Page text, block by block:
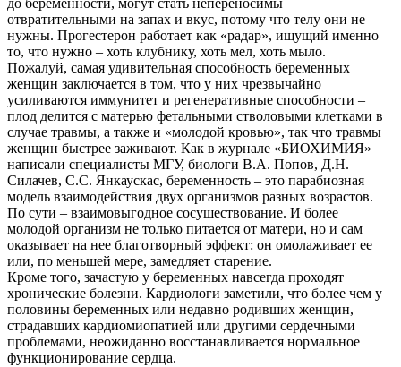
до беременности, могут стать непереносимы
отвратительными на запах и вкус, потому что телу они не
нужны. Прогестерон работает как «радар», ищущий именно
то, что нужно – хоть клубнику, хоть мел, хоть мыло.
Пожалуй, самая удивительная способность беременных
женщин заключается в том, что у них чрезвычайно
усиливаются иммунитет и регенеративные способности –
плод делится с матерью фетальными стволовыми клетками в
случае травмы, а также и «молодой кровью», так что травмы
женщин быстрее заживают. Как в журнале «БИОХИМИЯ»
написали специалисты МГУ, биологи В.А. Попов, Д.Н.
Силачев, С.С. Янкаускас, беременность – это парабиозная
модель взаимодействия двух организмов разных возрастов.
По сути – взаимовыгодное сосушествование. И более
молодой организм не только питается от матери, но и сам
оказывает на нее благотворный эффект: он омолаживает ее
или, по меньшей мере, замедляет старение.
Кроме того, зачастую у беременных навсегда проходят
хронические болезни. Кардиологи заметили, что более чем у
половины беременных или недавно родивших женщин,
страдавших кардиомиопатией или другими сердечными
проблемами, неожиданно восстанавливается нормальное
функционирование сердца.